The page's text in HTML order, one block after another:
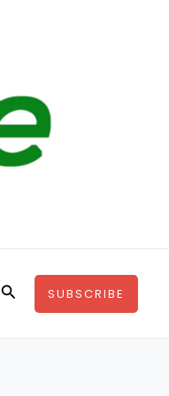
SearchSUBSCRIBE